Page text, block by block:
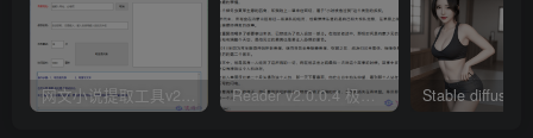
网文小说提取工具v2.10.02 可以自动下载小说 从此不再花钱看小说 Reader v2.0.0.4 极简小说阅读器支持导入在线及离线书源